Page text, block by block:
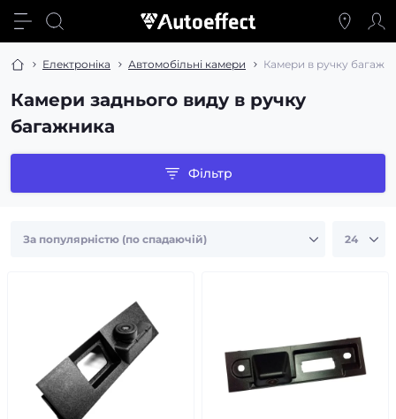
Електроніка Автомобільні камери Камери в ручку
Камери заднього виду в ручку
багажника
Фільтр